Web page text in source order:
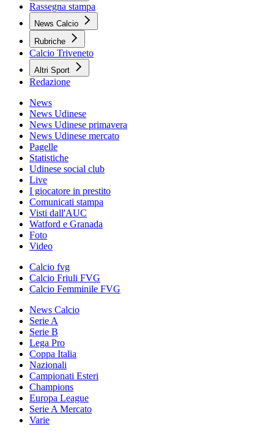
Rassegna stampa
News Calcio
Rubriche
Calcio Triveneto
Altri Sport
Redazione
News
News Udinese
News Udinese primavera
News Udinese mercato
Pagelle
Statistiche
Udinese social club
Live
I giocatore in prestito
Comunicati stampa
Visti dall'AUC
Watford e Granada
Foto
Video
Calcio fvg
Calcio Friuli FVG
Calcio Femminile FVG
News Calcio
Serie A
Serie B
Lega Pro
Coppa Italia
Nazionali
Campionati Esteri
Champions
Europa League
Serie A Mercato
Varie